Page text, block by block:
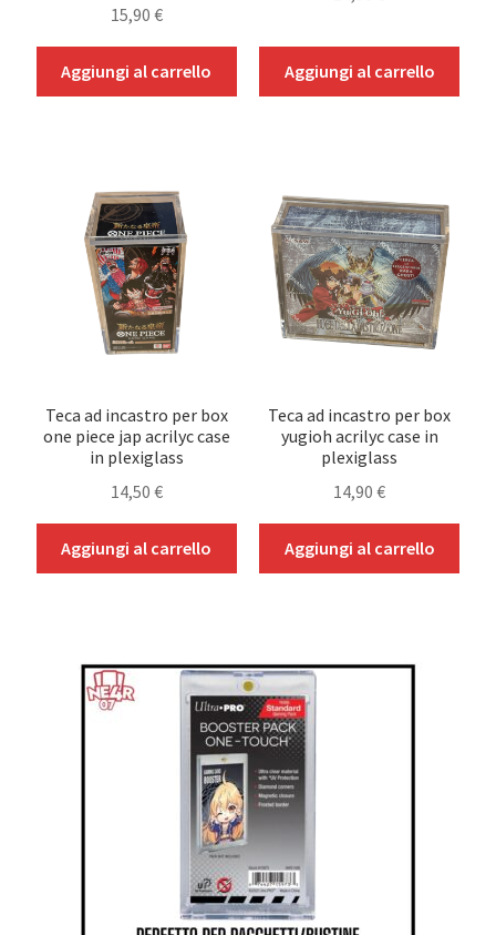
15,90 €
Aggiungi al carrello Aggiungi al carrello
Teca ad incastro per box
one piece jap acrilyc case
in plexiglass
14,50 €
Aggiungi al carrello
Teca ad incastro per box
yugioh acrilyc case in
plexiglass
14,90€
Aggiungi al carrello